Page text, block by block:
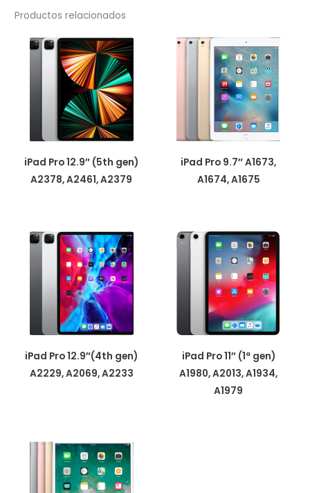
A3006
cantidad
Productos relacionados
iPad Pro 12.9″ (5th gen)
A2378, A2461, A2379
iPad Pro 9.7″ A1673,
A1674, A1675
iPad Pro 12.9″(4th gen)
A2229, A2069, A2233
iPad Pro 11″ (1ª gen)
A1980, A2013, A1934,
A1979